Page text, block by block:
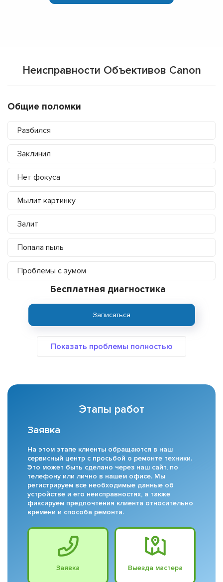
Неисправности Объективов Canon
Общие поломки
Разбился
Заклинил
Нет фокуса
Мылит картинку
Залит
Попала пыль
Проблемы с зумом
Бесплатная диагностика
Записаться
Этапы работ
Заявка
На этом этапе клиенты обращаются в наш
сервисный центр с просьбой о ремонте техники.
Это может быть сделано через наш сайт, по
телефону или лично в нашем офисе. Мы
регистрируем все необходимые данные об
устройстве и его неисправностях, а также
фиксируем предпочтения клиента относительно
времени и способа ремонта.
Заявка Выезда мастера